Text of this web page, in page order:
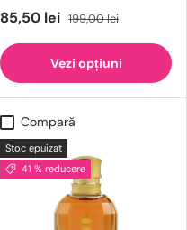
85,50 lei 199,00 lei
Vezi opțiuni
Compară
Stoc epuizat
41 % reducere